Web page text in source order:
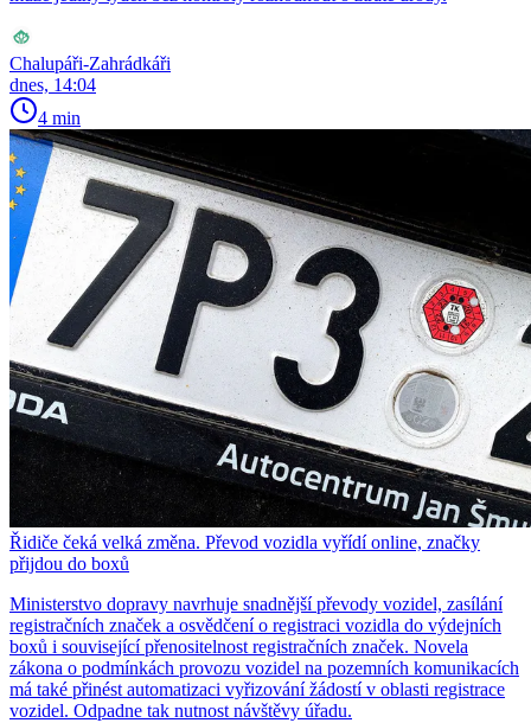
Chalupáři-Zahrádkáři
dnes, 14:04
4 min
Řidiče čeká velká změna. Převod vozidla vyřídí online, značky
přijdou do boxů
Ministerstvo dopravy navrhuje snadnější převody vozidel, zasílání
registračních značek a osvědčení o registraci vozidla do výdejních
boxů i související přenositelnost registračních značek. Novela
zákona o podmínkách provozu vozidel na pozemních komunikacích
má také přinést automatizaci vyřizování žádostí v oblasti registrace
vozidel. Odpadne tak nutnost návštěvy úřadu.